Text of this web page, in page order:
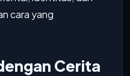
cara yang
Cerita